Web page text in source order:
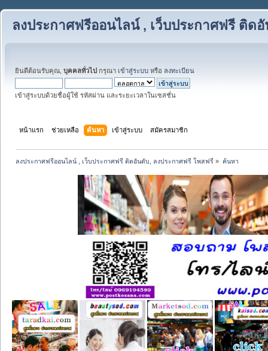
ลงประกาศฟรีออนไลน์ , เว็บประกาศฟรี ติด
ยินดีต้อนรับคุณ, บุคคลทั่วไป กรุณา เข้าสู่ระบบ หรือ ลงทะเบียน
เข้าสู่ระบบด้วยชื่อผู้ใช้ รหัสผ่าน และระยะเวลาในเซสชั่น
หน้าแรก ช่วยเหลือ ค้นหา เข้าสู่ระบบ สมัครสมาชิก
ลงประกาศฟรีออนไลน์ , เว็บประกาศฟรี ติดอันดับ, ลงประกาศฟรี โพสฟรี » ค้นหา